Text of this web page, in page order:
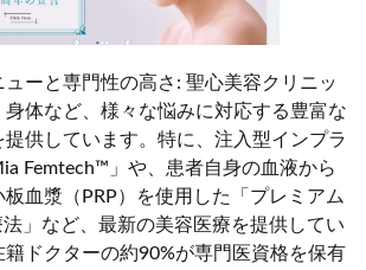
ーと専門性の高さ: 聖心美容クリニッ
身体など、様々な悩みに対応する豊富な
供しています。特に、注入型インプラ
Femtech™」や、患者自身の血液から
血漿（PRP）を使用した「プレミアム
法」など、最新の美容医療を提供してい
籍ドクターの約90%が専門医資格を保有